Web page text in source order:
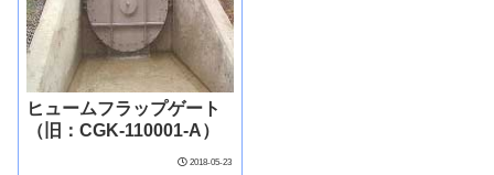
ヒュームフラップゲート
（旧：CGK-110001-A）
2018-05-23